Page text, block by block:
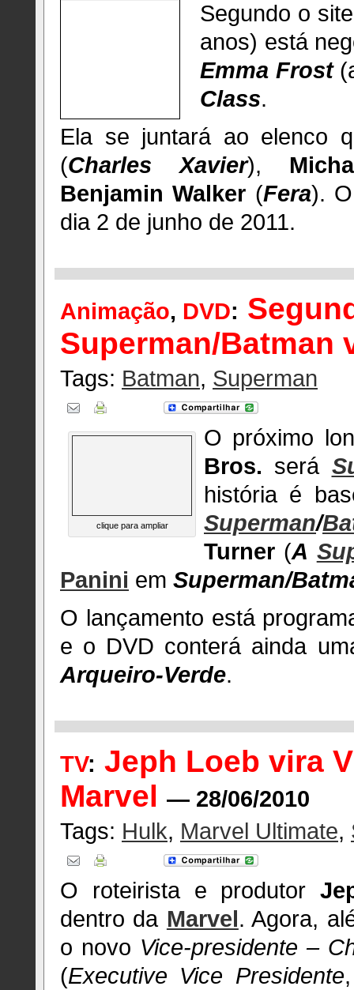
Segundo o
anos) está
Emma Frost
Class.
Ela se juntará ao elenco
(Charles Xavier),
Benjamin Walker (Fera).
dia 2 de junho de 2011.
Animação, DVD:
Superman/Batman
Tags: Batman, Superman
clique para ampliar
O próximo
Bros. será
história é
Superman/
Turner (A
Panini em Superman/
O lançamento está
e o DVD conterá ainda
Arqueiro-Verde.
TV: Jeph Loeb vira
Marvel — 28/06/2010
Tags: Hulk, Marvel Ultimate,
O roteirista e produtor
dentro da Marvel. Agora,
o novo Vice-presidente –
(Executive Vice Presidente